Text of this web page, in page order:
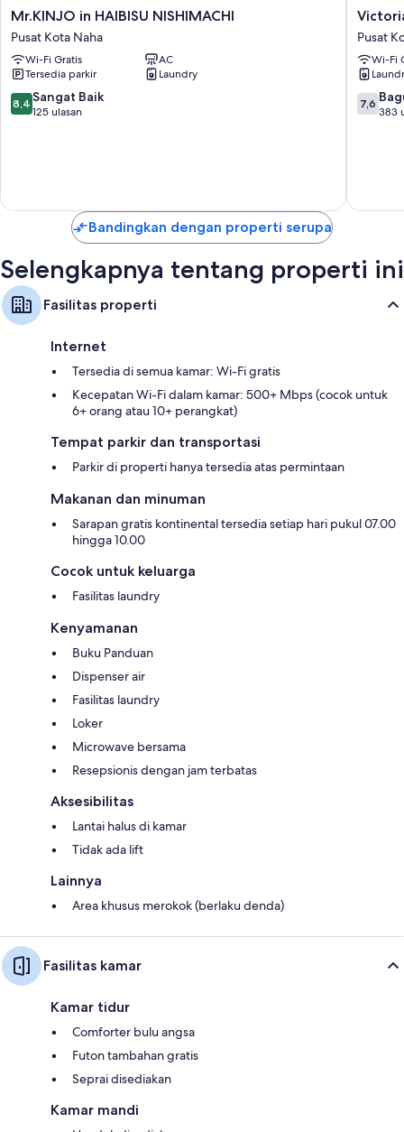
Mr.KINJO
in
HAIBISU
NISHIMACHI
Pusat
Kota
Naha
Mr.KINJO in HAIBISU NISHIMACHI
Pusat Kota Naha
Wi-Fi Gratis
AC
Tersedia parkir
Laundry
8.4
dari
8,4 Sangat Baik
125 ulasan
Victoria
Hotel
Naha
Pusat
Kota
Naha
Pusat
Wi-Fi
7.6
dari
7,6
383
Bandingkan dengan properti serupa
Selengkapnya tentang properti ini
Fasilitas properti
Internet
Tersedia di semua kamar: Wi-Fi gratis
Kecepatan Wi-Fi dalam kamar: 500+ Mbps (cocok untuk
6+ orang atau 10+ perangkat)
Tempat parkir dan transportasi
Parkir di properti hanya tersedia atas permintaan
Makanan dan minuman
Sarapan gratis kontinental tersedia setiap hari pukul 07.00
hingga 10.00
Cocok untuk keluarga
Fasilitas laundry
Kenyamanan
Buku Panduan
Dispenser air
Fasilitas laundry
Loker
Microwave bersama
Resepsionis dengan jam terbatas
Aksesibilitas
Lantai halus di kamar
Tidak ada lift
Lainnya
Area khusus merokok (berlaku denda)
Fasilitas kamar
Kamar tidur
Comforter bulu angsa
Futon tambahan gratis
Seprai disediakan
Kamar mandi